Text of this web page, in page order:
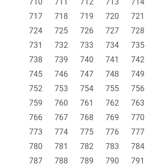
717
718 719 720 721
724
725 726 727 728
731
732 733 734 735
738
739 740 741 742
745
746 747 748 749
752
753 754 755 756
759
760 761 762 763
766
767 768 769 770
773
774 775 776 777
780
781 782 783 784
787
788 789 790 791